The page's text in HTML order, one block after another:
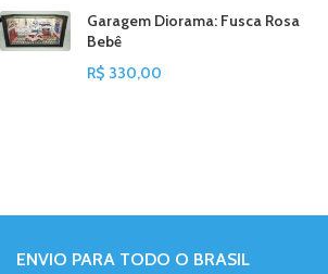
Garagem Diorama: Fusca Rosa
Bebê
R$ 330,00
ENVIO PARA TODO O BRASIL